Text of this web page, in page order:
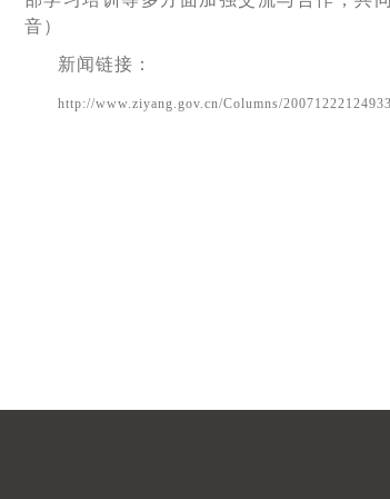
音）
新闻链接：
http://www.ziyang.gov.cn/Columns/